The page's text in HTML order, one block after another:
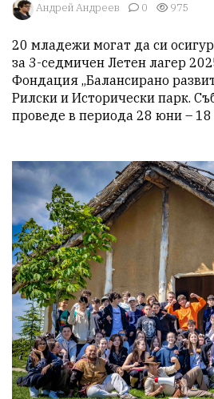
Aндрей Андреев 0 975
20 младежи могат да си
за 3-седмичен Летен лагер
Фондация „Балансирано
Рилски и Исторически парк.
проведе в периода 28 юни –